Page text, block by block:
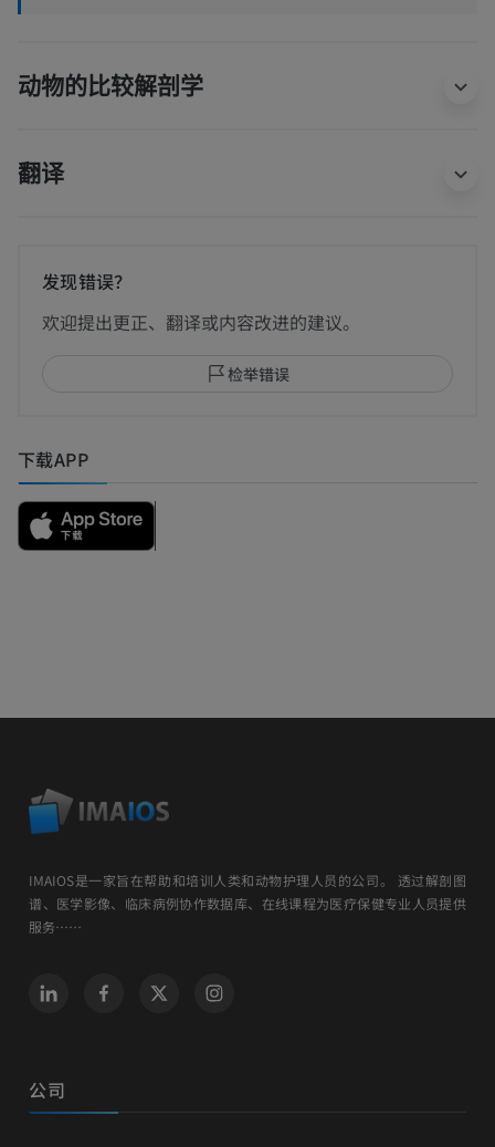
动物的比较解剖学
翻译
发现错误？
欢迎提出更正、翻译或内容改进的建议。
检举错误
下载APP
IMAIOS是一家旨在帮助和培训人类和动物护理人员的公司。 透过解剖图
谱、医学影像、临床病例协作数据库、在线课程为医疗保健专业人员提供
服务……
公司